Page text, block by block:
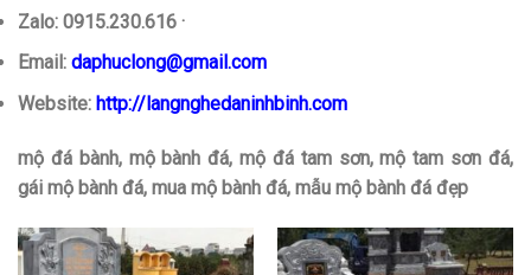
Zalo: 0915.230.616 ·
Email: daphuclong@gmail.com
Website: http://langnghedaninhbinh.com
mộ đá bành, mộ bành đá, mộ đá tam sơn, mộ tam sơn đá,
gái mộ bành đá, mua mộ bành đá, mẫu mộ bành đá đẹp